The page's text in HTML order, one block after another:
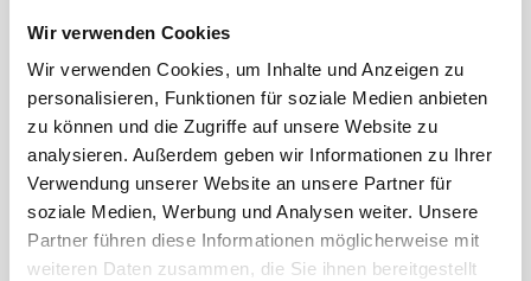
Wir verwenden Cookies
Wir verwenden Cookies, um Inhalte und Anzeigen zu
personalisieren, Funktionen für soziale Medien anbieten
zu können und die Zugriffe auf unsere Website zu
analysieren. Außerdem geben wir Informationen zu Ihrer
Verwendung unserer Website an unsere Partner für
soziale Medien, Werbung und Analysen weiter. Unsere
Partner führen diese Informationen möglicherweise mit
weiteren Daten zusammen, die Sie ihnen bereitgestellt
In den kleinen Kiosk können Sie Morgenbrot
kaufen (muss vorbestellt werden), Getränke,
Süßigkeiten, Eis sowie eine kleine Auswahl an
Lebensmitteln und auch, verschiedene Sorten,
frisch gebrüteten Kaffee.
Aktivitäten auf dem Platz:
Wander- und Laufstrecken
BallspielplatzDusche und ToiletteKüche
Kontakt Henneby Camping